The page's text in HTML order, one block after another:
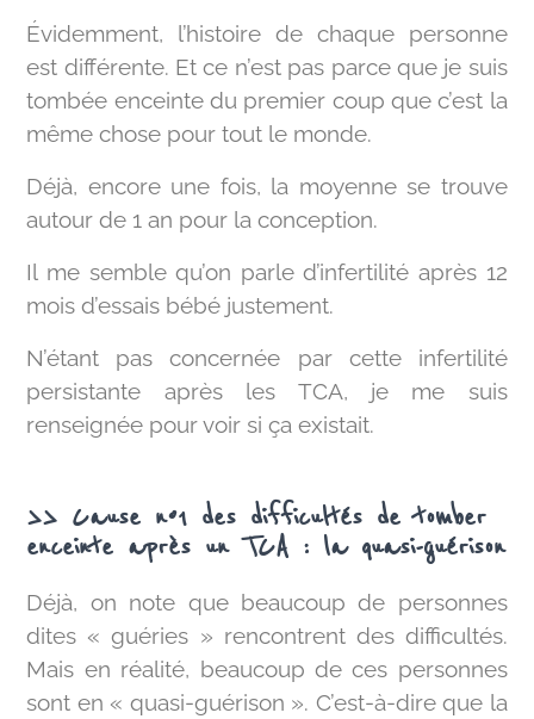
Évidemment, l’histoire de chaque personne
est différente. Et ce n’est pas parce que je suis
tombée enceinte du premier coup que c’est la
même chose pour tout le monde.
Déjà, encore une fois, la moyenne se trouve
autour de 1 an pour la conception.
Il me semble qu’on parle d’infertilité après 12
mois d’essais bébé justement.
N’étant pas concernée par cette infertilité
persistante après les TCA, je me suis
renseignée pour voir si ça existait.
>> Cause n°1 des difficultés de tomber
enceinte après un TCA : la quasi-guérison
Déjà, on note que beaucoup de personnes
dites « guéries » rencontrent des difficultés.
Mais en réalité, beaucoup de ces personnes
sont en « quasi-guérison ». C’est-à-dire que la